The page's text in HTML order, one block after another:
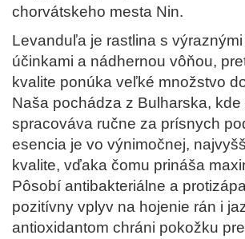
chorvátskeho mesta Nin.
Levanduľa je rastlina s
účinkami a nádhernou vôňou,
kvalite ponúka veľké množstvo
Naša pochádza z Bulharska, kde
spracováva ručne za prísnych
esencia je vo výnimočnej,
kvalite, vďaka čomu prináša
Pôsobí antibakteriálne a
pozitívny vplyv na hojenie rán i
antioxidantom chráni pokožku